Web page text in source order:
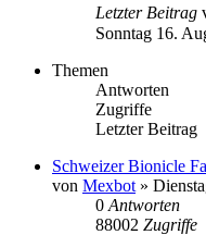
Letzter Beitrag
Sonntag 16.
Themen
Antworten
Zugriffe
Letzter Beitrag
Schweizer Bionicle
von Mexbot »
0 Antworten
88002 Zugriffe